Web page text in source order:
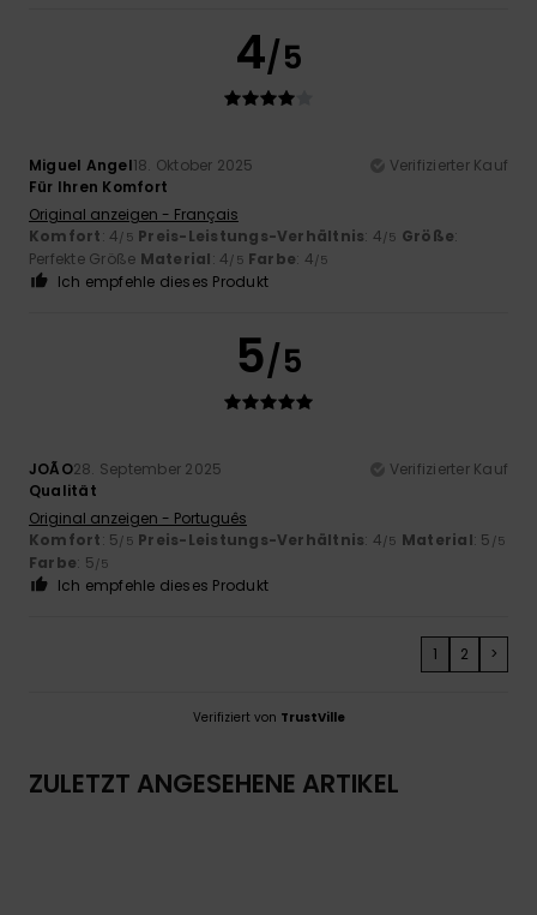
4/5
Miguel Angel18. Oktober 2025
Verifizierter Kauf
Für Ihren Komfort
Original anzeigen - Français
Komfort: 4/5 Preis-Leistungs-Verhältnis: 4/5 Größe:
Perfekte Größe Material: 4/5 Farbe: 4/5
Ich empfehle dieses Produkt
5/5
JOÃO28. September 2025
Verifizierter Kauf
Qualität
Original anzeigen - Português
Komfort: 5/5 Preis-Leistungs-Verhältnis: 4/5 Material: 5 /5
Farbe: 5/5
Ich empfehle dieses Produkt
1 2 >
Verifiziert von TrustVille
ZULETZT ANGESEHENE ARTIKEL